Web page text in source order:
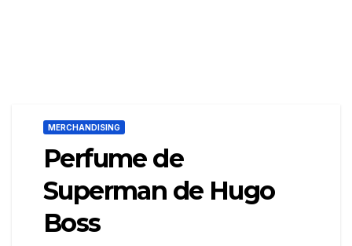
MERCHANDISING
Perfume de
Superman de Hugo
Boss